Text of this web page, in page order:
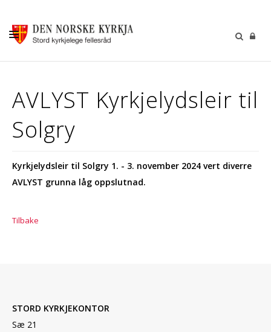
GUDSTENESTER
DÅP VIGSEL GRAVFERD
BARN OG UNGDOM
SOKNERÅDA
AVLYST Kyrkjelydsleir til
Solgry
Kyrkjelydsleir til Solgry 1. - 3. november 2024 vert diverre
AVLYST grunna låg oppslutnad.
Tilbake
STORD KYRKJEKONTOR
Sæ 21